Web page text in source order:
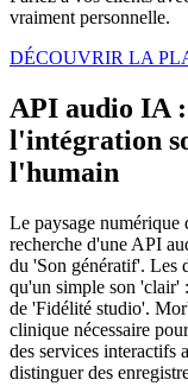
vraiment personnelle.
DÉCOUVRIR LA
API audio IA
l'intégration
l'humain
Le paysage numérique
recherche d'une API
du 'Son génératif'. Les
qu'un simple son 'clair'
de 'Fidélité studio'.
clinique nécessaire
des services interactifs
distinguer des